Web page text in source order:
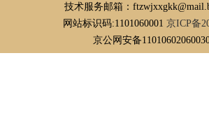
技术服务邮箱：
网站标识码:1101060001 京ICP备
京公网安备